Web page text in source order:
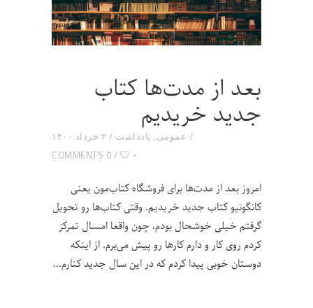
بعد از مدت‌ها کتاب
جدید خریدیم
۲ خرداد ۱۴۰۰ عمومی, یادداشت
0 COMMENTS
۰
امروز بعد از مدت‌ها برای فروشگاه کتاب‌مون یعنی
کانگونیو کتاب جدید خریدیم. وقتی کتاب‌ها رو تحویل
گرفتم خیلی خوشحال بودم، چون واقعا امسال تمرکز
کردم روی کار و دارم کارها رو پیش می‌برم. از اینکه
دوستان خوبی پیدا کردم که در این سال جدید کنارم